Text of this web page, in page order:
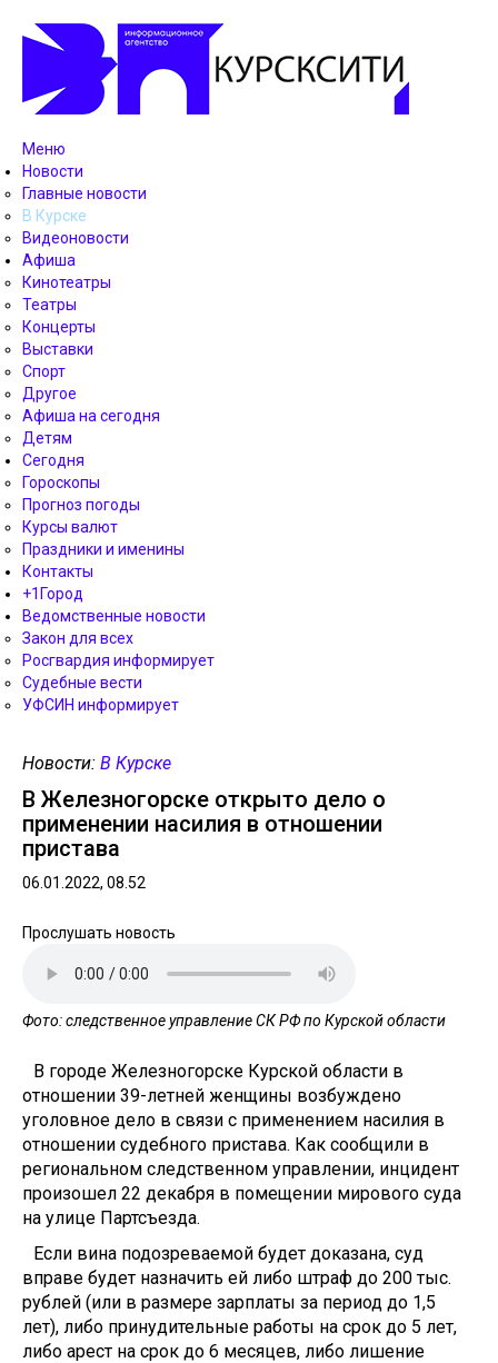
Меню
Новости
Главные новости
В Курске
Видеоновости
Афиша
Кинотеатры
Театры
Концерты
Выставки
Спорт
Другое
Афиша на сегодня
Детям
Сегодня
Гороскопы
Прогноз погоды
Курсы валют
Праздники и именины
Контакты
+1Город
Ведомственные новости
Закон для всех
Росгвардия информирует
Судебные вести
УФСИН информирует
Новости: В Курске
В Железногорске открыто дело о
применении насилия в отношении
пристава
06.01.2022, 08.52
Прослушать новость
Фото: следственное управление СК РФ по Курской области
В городе Железногорске Курской области в
отношении 39-летней женщины возбуждено
уголовное дело в связи с применением насилия в
отношении судебного пристава. Как сообщили в
региональном следственном управлении, инцидент
произошел 22 декабря в помещении мирового суда
на улице Партсъезда.
Если вина подозреваемой будет доказана, суд
вправе будет назначить ей либо штраф до 200 тыс.
рублей (или в размере зарплаты за период до 1,5
лет), либо принудительные работы на срок до 5 лет,
либо арест на срок до 6 месяцев, либо лишение